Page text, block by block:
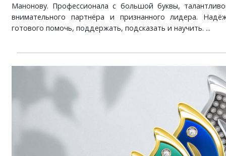
Манонову. Профессионала с большой буквы,
внимательного партнёра и признанного лидера.
готового помочь, поддержать, подсказать и научить. ...